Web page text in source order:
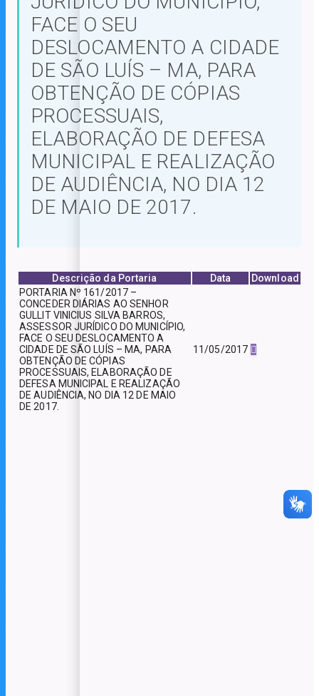
FACE O SEU
DESLOCAMENTO A CIDADE
DE SÃO LUÍS – MA, PARA
OBTENÇÃO DE CÓPIAS
PROCESSUAIS,
ELABORAÇÃO DE DEFESA
MUNICIPAL E REALIZAÇÃO
DE AUDIÊNCIA, NO DIA 12
DE MAIO DE 2017.
Descrição da Portaria Data
Download
PORTARIA Nº 161/2017 –
CONCEDER DIÁRIAS AO SENHOR
GULLIT VINICIUS SILVA BARROS,
ASSESSOR JURÍDICO DO MUNICÍPIO,
FACE O SEU DESLOCAMENTO A
CIDADE DE SÃO LUÍS – MA, PARA
OBTENÇÃO DE CÓPIAS
PROCESSUAIS, ELABORAÇÃO DE
DEFESA MUNICIPAL E REALIZAÇÃO
DE AUDIÊNCIA, NO DIA 12 DE MAIO
DE 2017.
11/05/2017